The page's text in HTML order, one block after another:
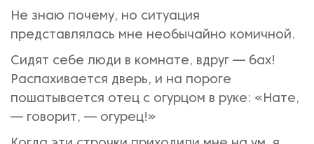
Не знаю почему, но ситуация
представлялась мне необычайно комичной.
Сидят себе люди в комнате, вдруг — бах!
Распахивается дверь, и на пороге
пошатывается отец с огурцом в руке: «Нате,
— говорит, — огурец!»